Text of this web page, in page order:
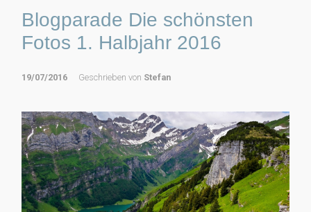
Blogparade Die schönsten
Fotos 1. Halbjahr 2016
19/07/2016 Geschrieben von Stefan